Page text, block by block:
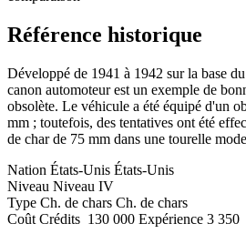
Référence historique
Développé de 1941 à 1942 sur la base
canon automoteur est un exemple de
obsolète. Le véhicule a été équipé d'un
mm ; toutefois, des tentatives ont été
de char de 75 mm dans une tourelle
Nation États-Unis États-Unis
Niveau Niveau IV
Type Ch. de chars Ch. de chars
Coût Crédits 130 000 Expérience 3 350